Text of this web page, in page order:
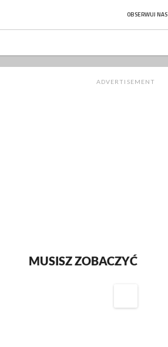
OBSERWUJ NAS
ADVERTISEMENT
MUSISZ ZOBACZYĆ